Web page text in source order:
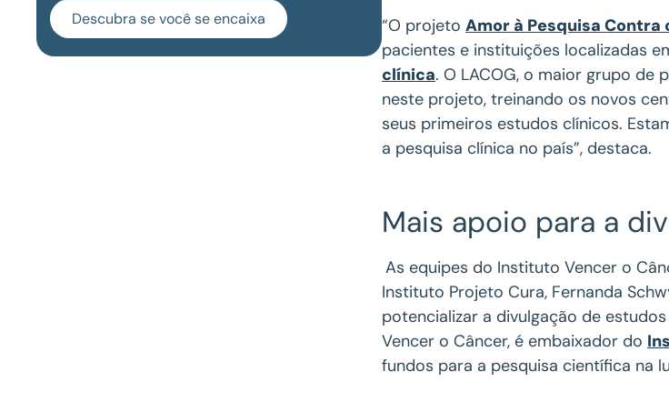
Descubra se você se encaixa
“O projetoAmor à Pesquisa Contra
pacientes e instituições localizadas
clínica. O LACOG, o maior grupo de
neste projeto, treinando os novos
seus primeiros estudos clínicos.
a pesquisa clínica no país”, destaca.
Mais apoio para a
As equipes do Instituto Vencer o
Instituto Projeto Cura, Fernanda
potencializar a divulgação de
Vencer o Câncer, é embaixador do
fundos para a pesquisa científica na